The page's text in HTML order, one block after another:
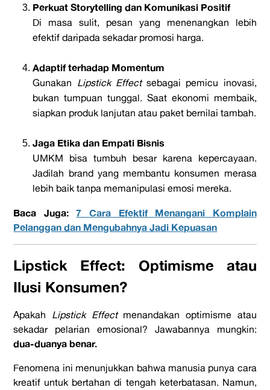
Perkuat Storytelling dan Komunikasi Positif
Di masa sulit, pesan yang menenangkan lebih
efektif daripada sekadar promosi harga.
Adaptif terhadap Momentum
Gunakan Lipstick Effectsebagai pemicu inovasi,
bukan tumpuan tunggal. Saat ekonomi membaik,
siapkan produk lanjutan atau paket bernilai tambah.
Jaga Etika dan Empati Bisnis
UMKM bisa tumbuh besar karena kepercayaan.
Jadilah brand yang membantu konsumen merasa
lebih baik tanpa memanipulasi emosi mereka.
Baca Juga:7 Cara Efektif Menangani Komplain
Pelanggan dan Mengubahnya Jadi Kepuasan
Lipstick Effect: Optimisme atau
Ilusi Konsumen?
Apakah Lipstick Effectmenandakan optimisme atau
sekadar pelarian emosional? Jawabannya mungkin:
dua-duanya benar.
Fenomena ini menunjukkan bahwa manusia punya cara
kreatif untuk bertahan di tengah keterbatasan. Namun,